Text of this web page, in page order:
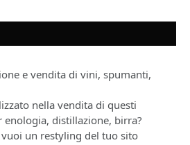
e vendita di vini, spumanti,
nella vendita di questi
distillazione, birra?
un restyling del tuo sito